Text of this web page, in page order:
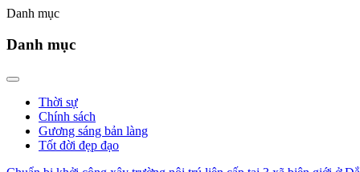
Danh mục
Danh mục
Thời sự
Chính sách
Gương sáng bản làng
Tốt đời đẹp đạo